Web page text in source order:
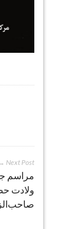
Next Post →
مراسم
ولادت